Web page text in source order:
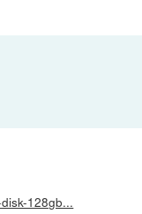
128gb...